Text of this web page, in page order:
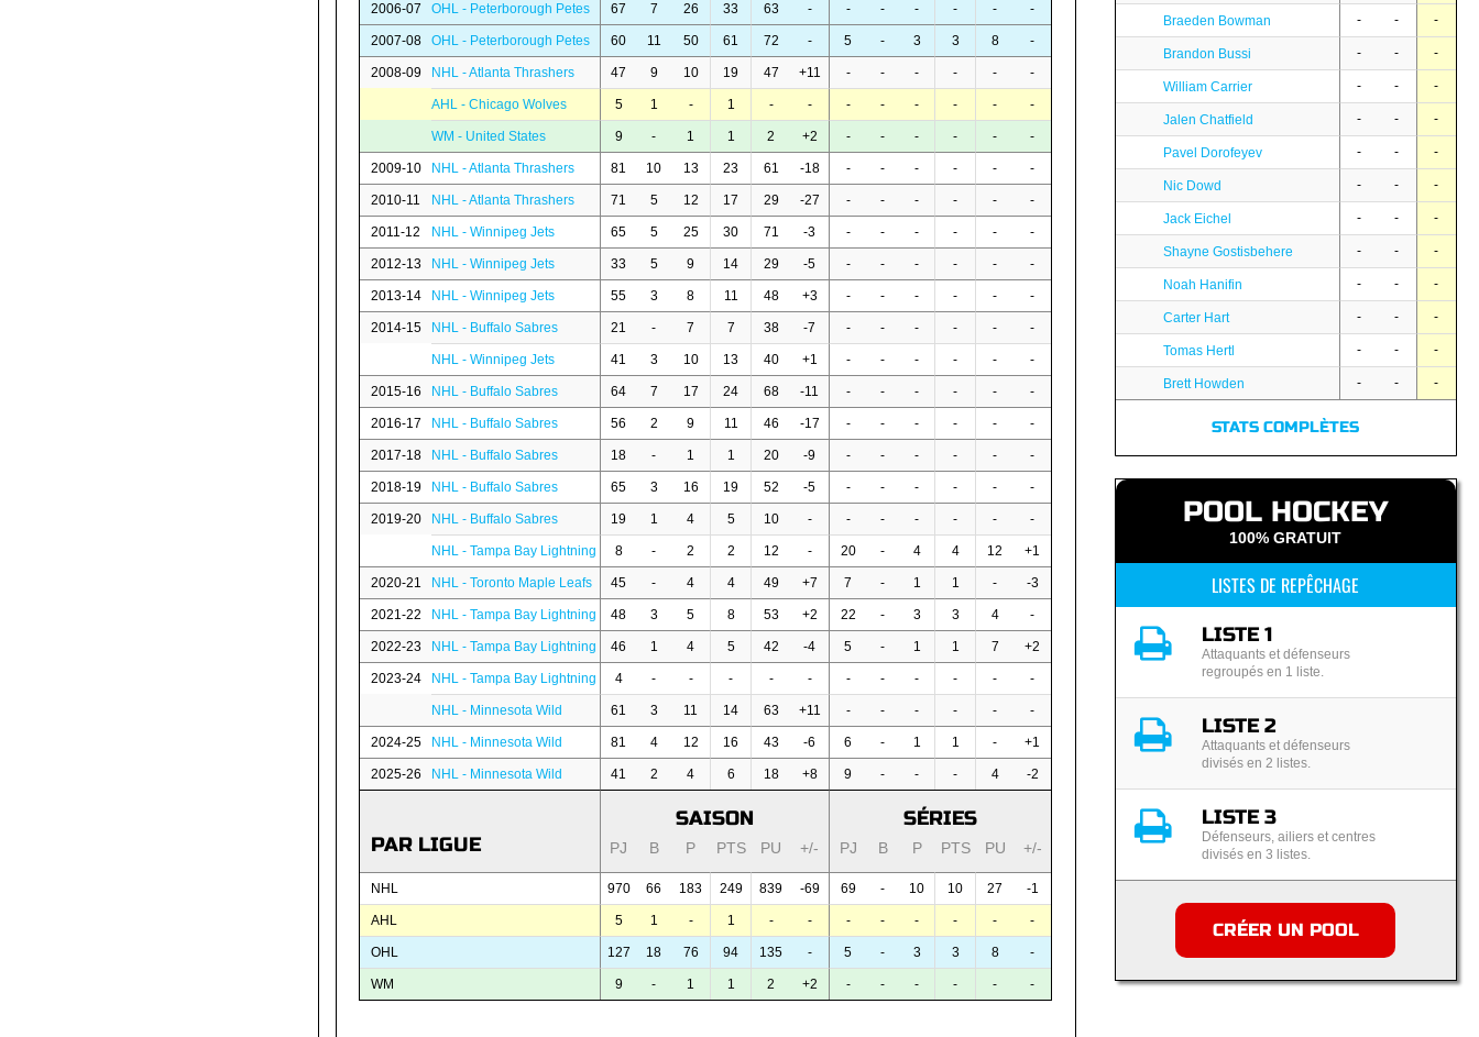
2006-07 OHL - Peterborough Petes 67 7 26 33 63 - - - - - - -
2007-08 OHL - Peterborough Petes 60 11 50 61 72 - 5 - 3 3 8 -
2008-09 NHL - Atlanta Thrashers 47 9 10 19 47 +11 - - - - - -
AHL - Chicago Wolves 5 1 - 1 - - - - - - - -
WM - United States 9 - 1 1 2 +2 - - - - - -
2009-10 NHL - Atlanta Thrashers 81 10 13 23 61 -18 - - - - - -
2010-11 NHL - Atlanta Thrashers 71 5 12 17 29 -27 - - - - - -
2011-12 NHL - Winnipeg Jets 65 5 25 30 71 -3 - - - - - -
2012-13 NHL - Winnipeg Jets 33 5 9 14 29 -5 - - - - - -
2013-14 NHL - Winnipeg Jets 55 3 8 11 48 +3 - - - - - -
2014-15 NHL - Buffalo Sabres 21 - 7 7 38 -7 - - - - - -
NHL - Winnipeg Jets 41 3 10 13 40 +1 - - - - - -
2015-16 NHL - Buffalo Sabres 64 7 17 24 68 -11 - - - - - -
2016-17 NHL - Buffalo Sabres 56 2 9 11 46 -17 - - - - - -
2017-18 NHL - Buffalo Sabres 18 - 1 1 20 -9 - - - - - -
2018-19 NHL - Buffalo Sabres 65 3 16 19 52 -5 - - - - - -
2019-20 NHL - Buffalo Sabres 19 1 4 5 10 - - - - - - -
NHL - Tampa Bay Lightning 8 - 2 2 12 - 20 - 4 4 12 +1
2020-21 NHL - Toronto Maple Leafs 45 - 4 4 49 +7 7 - 1 1 - -3
2021-22 NHL - Tampa Bay Lightning 48 3 5 8 53 +2 22 - 3 3 4 -
2022-23 NHL - Tampa Bay Lightning 46 1 4 5 42 -4 5 - 1 1 7 +2
2023-24 NHL - Tampa Bay Lightning 4 - - - - - - - - - - -
NHL - Minnesota Wild 61 3 11 14 63 +11 - - - - - -
2024-25 NHL - Minnesota Wild 81 4 12 16 43 -6 6 - 1 1 - +1
2025-26 NHL - Minnesota Wild 41 2 4 6 18 +8 9 - - - 4 -2
PAR LIGUE
SAISON SÉRIES
PJ B P PTS PU +/- PJ B P PTS PU +/-
NHL 970 66 183 249 839 -69 69 - 10 10 27 -1
AHL 5 1 - 1 - - - - - - - -
OHL 127 18 76 94 135 - 5 - 3 3 8 -
WM 9 - 1 1 2 +2 - - - - - -
Braeden Bowman - - -
Brandon Bussi - - -
William Carrier - - -
Jalen Chatfield - - -
Pavel Dorofeyev - - -
Nic Dowd - - -
Jack Eichel - - -
Shayne Gostisbehere - - -
Noah Hanifin - - -
Carter Hart - - -
Tomas Hertl - - -
Brett Howden - - -
STATS COMPLÈTES
POOL HOCKEY
100% GRATUIT
LISTES DE REPÊCHAGE
LISTE 1
Attaquants et défenseurs
regroupés en 1 liste.
LISTE 2
Attaquants et défenseurs
divisés en 2 listes.
LISTE 3
Défenseurs, ailiers et centres
divisés en 3 listes.
CRÉER UN POOL